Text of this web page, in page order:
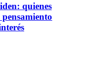
quienes